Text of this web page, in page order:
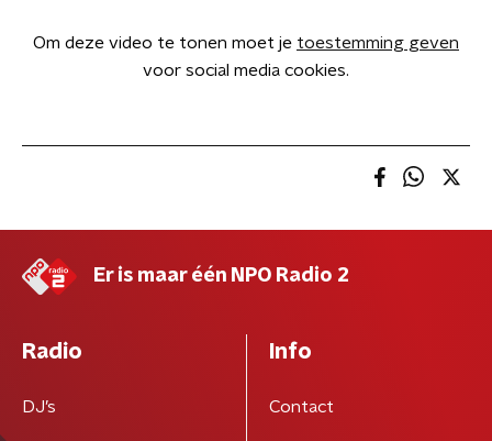
Om deze video te tonen moet je toestemming geven
voor social media cookies.
Er is maar één NPO Radio 2
Radio
DJ’s
Info
Contact